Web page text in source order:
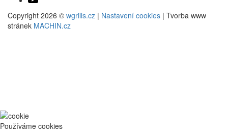
Copyright 2026 © wgrills.cz | Nastavení cookies | Tvorba www
stránek MACHIN.cz
Používáme cookies